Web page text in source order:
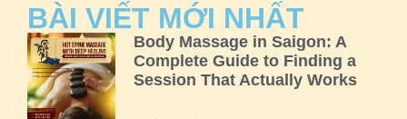
BÀI VIẾT MỚI NHẤT
Body Massage in Saigon: A
Complete Guide to Finding a
Session That Actually Works